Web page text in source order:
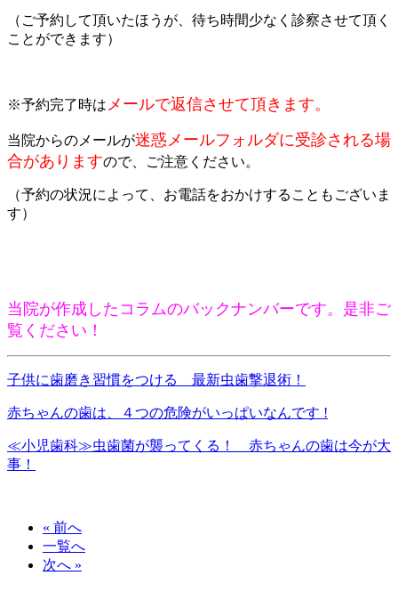
（ご予約して頂いたほうが、待ち時間少なく診察させて頂く
ことができます）
※予約完了時は メールで返信させて頂きます。
当院からのメールが迷惑メールフォルダに受診される場
合がありますので、ご注意ください。
（予約の状況によって、お電話をおかけすることもございま
す）
当院が作成したコラムのバックナンバーです。是非ご
覧ください！
子供に歯磨き習慣をつける 最新虫歯撃退術！
赤ちゃんの歯は、４つの危険がいっぱいなんです !
≪小児歯科≫虫歯菌が襲ってくる！ 赤ちゃんの歯は今が大
事！
« 前へ
一覧へ
次へ »